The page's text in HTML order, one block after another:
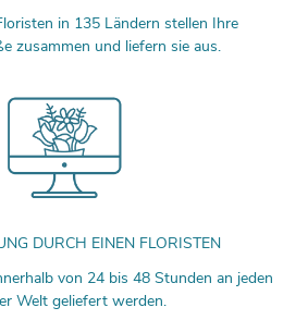
in 135 Ländern stellen Ihre
zusammen und liefern sie aus.
DURCH EINEN FLORISTEN
von 24 bis 48 Stunden an jeden
Welt geliefert werden.